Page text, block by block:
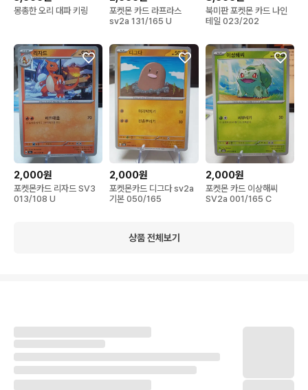
몽총한 오리 대파 키링
포켓몬 카드 라프라스
sv2a 131/165 U
북미판 포켓몬 카드 나인
테일 023/202
2,000원
포켓몬카드 리자드 SV3
013/108 U
2,000원
포켓몬카드 디그다 sv2a
기본 050/165
2,000원
포켓몬 카드 이상해씨
SV2a 001/165 C
상품 전체보기